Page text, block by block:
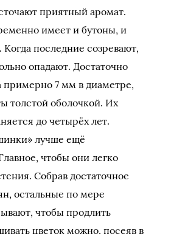
приятный аромат.
имеет и бутоны, и
последние созревают,
опадают. Достаточно
7 мм в диаметре,
толстой оболочкой. Их
до четырёх лет.
лучше ещё
чтобы они легко
Собрав достаточное
остальные по мере
чтобы продлить
цветок можно, посеяв в